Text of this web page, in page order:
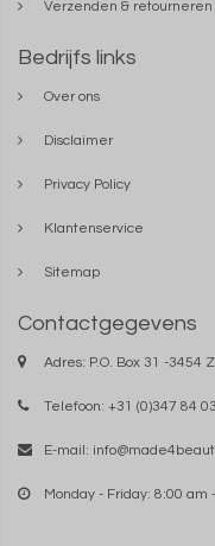
Verzenden & retourneren
Bedrijfs links
Over ons
Disclaimer
Privacy Policy
Klantenservice
Sitemap
Contactgegevens
Adres: P.O. Box 31 -3454
Telefoon: +31 (0)347 84
E-mail:
Monday - Friday: 8:00 am